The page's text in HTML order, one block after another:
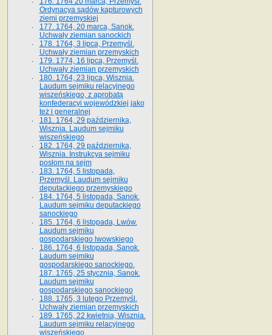
Ordynacya sądów kapturowych
ziemi przemyskiej
177. 1764, 20 marca, Sanok.
Uchwały ziemian sanockich
178. 1764, 3 lipca, Przemyśl.
Uchwały ziemian przemyskich
179. 1774, 16 lipca, Przemyśl.
Uchwały ziemian przemyskich
180. 1764, 23 lipca, Wisznia.
Laudum sejmiku relacyjnego
wiszeńskiego, z aprobatą
konfederacyi wojewódzkiej jako
też i generalnej
181. 1764, 29 października,
Wisznia. Laudum sejmiku
wiszeńskiego
182. 1764, 29 października,
Wisznia. Instrukcya sejmiku
posłom na sejm
183. 1764, 5 listopada,
Przemyśl. Laudum sejmiku
deputackiego przemyskiego
184. 1764, 5 listopada, Sanok.
Laudum sejmiku deputackiego
sanockiego
185. 1764, 6 listopada, Lwów.
Laudum sejmiku
gospodarskiego lwowskiego
186. 1764, 6 listopada, Sanok.
Laudum sejmiku
gospodarskiego sanockiego.
187. 1765, 25 stycznia, Sanok.
Laudum sejmiku
gospodarskiego sanockiego
188. 1765, 3 lutego Przemyśl.
Uchwały ziemian przemyskich
189. 1765, 22 kwietnia, Wisznia.
Laudum sejmiku relacyjnego
wiszeńskiego